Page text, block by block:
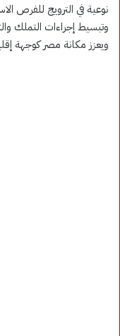
نوعية في الترويج للفرص
وتبسيط إجراءات التملك
ويعزز مكانة مصر كوجهة